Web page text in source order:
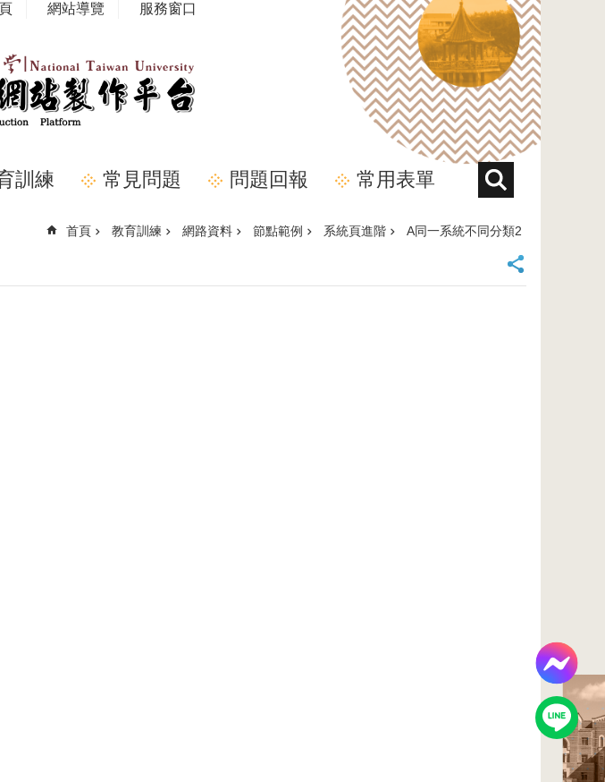
網站導覽 服務窗口
訓練 常見問題 問題回報 常用表單
首頁 教育訓練 網路資料 節點範例 系統頁進階 A同一系統不同分類2